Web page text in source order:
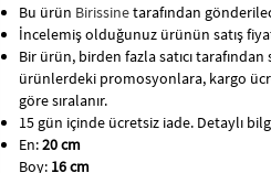
Bu ürün Birissinetarafından
İncelemiş olduğunuz ürünün satış
Bir ürün, birden fazla satıcı
ürünlerdeki promosyonlara, kargo
göre sıralanır.
15 gün içinde ücretsiz iade. Detaylı
En:20 cm
Boy: 16 cm